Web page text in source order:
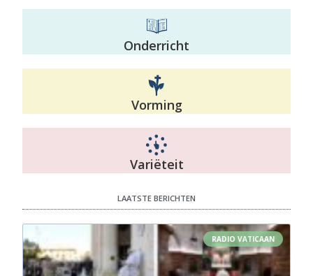
Onderricht
Vorming
Variëteit
LAATSTE BERICHTEN
RADIO VATICAAN